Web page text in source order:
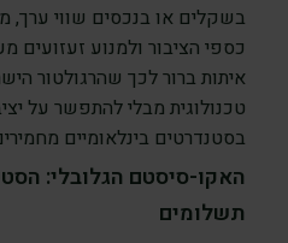
בשקלים או בנכסים שווי ערך,
כספי הציבור ולמנוע זעזועים
איתות ברור לכך שהרגולטור
טכנולוגית מבלי להתפשר על
בסטנדרטים בינלאומיים
האקו-סיסטם הגלובלי:
תשלומים